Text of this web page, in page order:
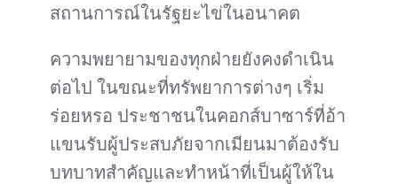
สถานการณ์ในรัฐยะไข่ในอนาคต
ความพยายามของทุกฝ่ายยังคงดำเนิน
ต่อไป ในขณะที่ทรัพยาการต่างๆ เริ่ม
ร่อยหรอ ประชาชนในคอกส์บาซาร์ที่อ้า
แขนรับผู้ประสบภัยจากเมียนมาต้องรับ
บทบาทสำคัญและทำหน้าที่เป็นผู้ให้ใน